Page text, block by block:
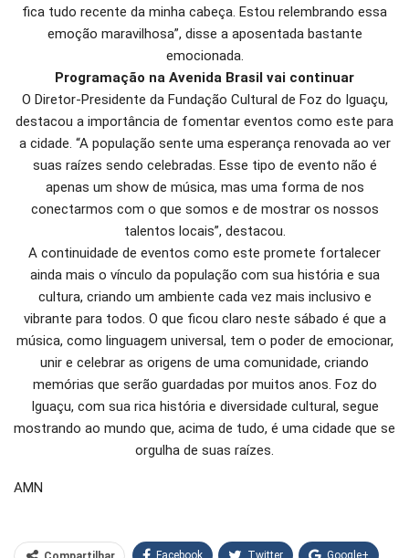
fica tudo recente da minha cabeça. Estou relembrando essa
emoção maravilhosa”, disse a aposentada bastante
emocionada.
Programação na Avenida Brasil vai continuar
O Diretor-Presidente da Fundação Cultural de Foz do Iguaçu,
destacou a importância de fomentar eventos como este para
a cidade. “A população sente uma esperança renovada ao ver
suas raízes sendo celebradas. Esse tipo de evento não é
apenas um show de música, mas uma forma de nos
conectarmos com o que somos e de mostrar os nossos
talentos locais”, destacou.
A continuidade de eventos como este promete fortalecer
ainda mais o vínculo da população com sua história e sua
cultura, criando um ambiente cada vez mais inclusivo e
vibrante para todos. O que ficou claro neste sábado é que a
música, como linguagem universal, tem o poder de emocionar,
unir e celebrar as origens de uma comunidade, criando
memórias que serão guardadas por muitos anos. Foz do
Iguaçu, com sua rica história e diversidade cultural, segue
mostrando ao mundo que, acima de tudo, é uma cidade que se
orgulha de suas raízes.
AMN
Facebook Twitter Google+